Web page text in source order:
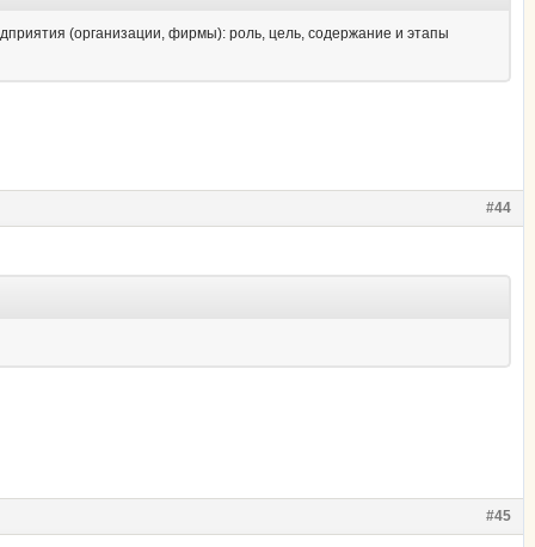
(организации, фирмы): роль, цель, содержание и этапы
#44
#45